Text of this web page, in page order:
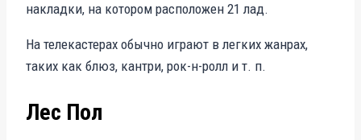
накладки, на котором расположен 21 лад.
На телекастерах обычно играют в легких жанрах,
таких как блюз, кантри, рок-н-ролл и т. п.
Лес Пол